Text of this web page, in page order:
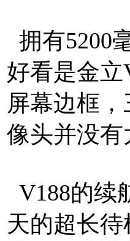
拥有5200
好看是金
屏幕边框，
像头并没
V188的续
天的超长